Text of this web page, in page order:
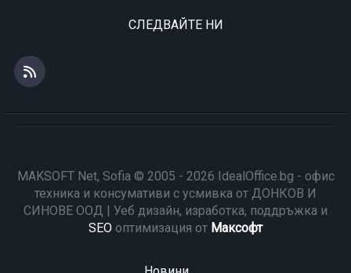
СЛЕДВАЙТЕ НИ
MAKSOFT Net, Sofia © 2005 - 2026 IdealOffice.bg - офис
техника и консумативи с усмивка от ДОНКОВ И
СИНОВЕ ООД | Уеб дизайн, изработка, поддръжка и
SEO оптимизация от Максофт